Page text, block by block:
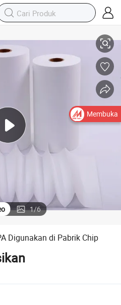
1/6
Digunakan di Pabrik Chip
Membuka